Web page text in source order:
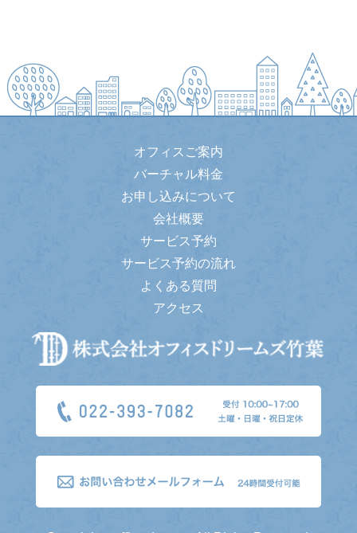
オフィスご案内
バーチャル料金
お申し込みについて
会社概要
サービス予約
サービス予約の流れ
よくある質問
アクセス